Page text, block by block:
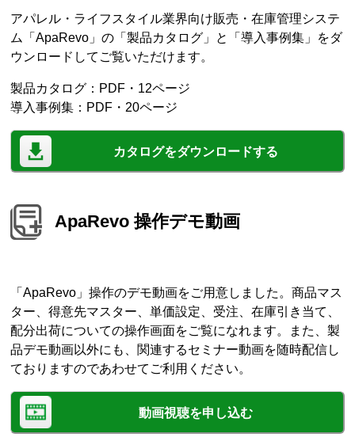
アパレル・ライフスタイル業界向け販売・在庫管理システ
ム「ApaRevo」の「製品カタログ」と「導入事例集」をダ
ウンロードしてご覧いただけます。
製品カタログ：PDF・12ページ
導入事例集：PDF・20ページ
カタログをダウンロードする
ApaRevo 操作デモ動画
「ApaRevo」操作のデモ動画をご用意しました。商品マス
ター、得意先マスター、単価設定、受注、在庫引き当て、
配分出荷についての操作画面をご覧になれます。また、製
品デモ動画以外にも、関連するセミナー動画を随時配信し
ておりますのであわせてご利用ください。
動画視聴を申し込む